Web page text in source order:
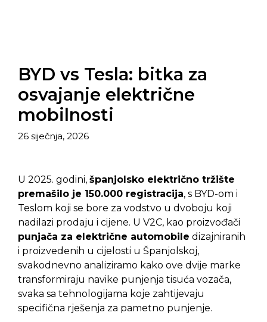
BYD vs Tesla: bitka za
osvajanje električne
mobilnosti
26 siječnja, 2026
U 2025. godini, španjolsko električno tržište
premašilo je 150.000 registracija, s BYD-om i
Teslom koji se bore za vodstvo u dvoboju koji
nadilazi prodaju i cijene. U V2C, kao proizvođači
punjača za električne automobile dizajniranih
i proizvedenih u cijelosti u Španjolskoj,
svakodnevno analiziramo kako ove dvije marke
transformiraju navike punjenja tisuća vozača,
svaka sa tehnologijama koje zahtijevaju
specifična rješenja za pametno punjenje.